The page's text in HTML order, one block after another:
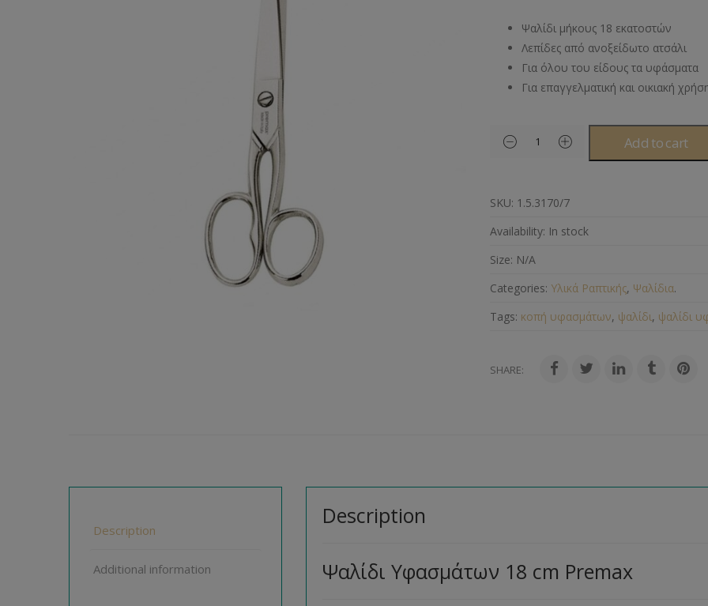
Μοντγκόμερι
Άλλα Υλικά
Ψαλίδι μήκους 18 εκατοστών
Λεπίδες από ανοξείδωτο ατσάλι
Για όλου του είδους τα υφάσματα
Για επαγγελματική και οικιακή
Add to cart
SKU: 1.5.3170/7
Availability: In stock
Size: N/A
Categories: Υλικά Ραπτικής, Ψαλίδια.
Tags: κοπή υφασμάτων, ψαλίδι, ψαλίδι
SHARE:
Description
Additional information
Description
Ψαλίδι Υφασμάτων 18 cm Premax